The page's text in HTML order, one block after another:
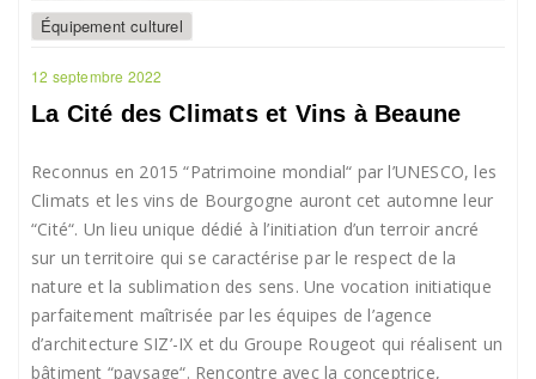
Équipement culturel
12 septembre 2022
La Cité des Climats et Vins à Beaune
Reconnus en 2015 “Patrimoine mondial“ par l’UNESCO, les
Climats et les vins de Bourgogne auront cet automne leur
“Cité“. Un lieu unique dédié à l’initiation d’un terroir ancré
sur un territoire qui se caractérise par le respect de la
nature et la sublimation des sens. Une vocation initiatique
parfaitement maîtrisée par les équipes de l’agence
d’architecture SIZ’-IX et du Groupe Rougeot qui réalisent un
bâtiment “paysage“. Rencontre avec la conceptrice,